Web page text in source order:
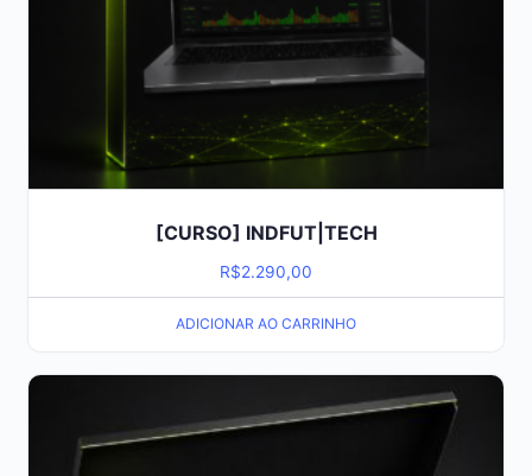
[CURSO] INDFUT|TECH
R$2.290,00
ADICIONAR AO CARRINHO